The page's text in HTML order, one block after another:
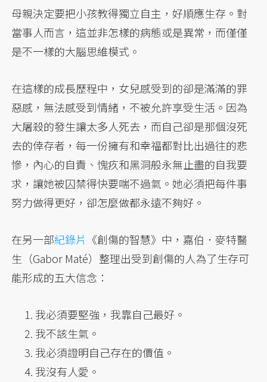
母親決定要把小孩教得獨立自主，好順應生存。對
當事人而言，這並非怎樣的病態或是異常，而僅僅
是不一樣的大腦思維模式。
在這樣的成長歷程中，女兒感受到的卻是滿滿的罪
惡感，無法感受到情緒，不被允許享受生活。因為
大屠殺的發生讓太多人死去，而自己卻是那個沒死
去的倖存者，每一份擁有和幸福都對比出過往的悲
慘，內心的自責、愧疚和黑洞般永無止盡的自我要
求，讓她被囚禁得快要喘不過氣。她必須把每件事
努力做得更好，卻怎麼做都永遠不夠好。
在另一部紀錄片 《創傷的智慧》中，嘉伯．麥特醫
生（Gabor Maté）整理出受到創傷的人為了生存可
能形成的五大信念：
我必須要堅強，我靠自己最好。
我不該生氣。
我必須證明自己存在的價值。
我沒有人愛。